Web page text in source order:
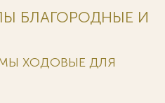
БЛАГОРОДНЫЕ И
ХОДОВЫЕ ДЛЯ